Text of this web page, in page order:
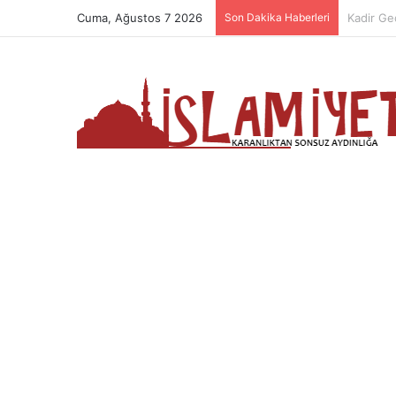
Cuma, Ağustos 7 2026 Son Dakika Haberleri